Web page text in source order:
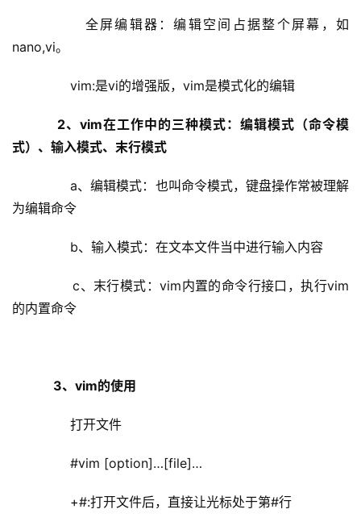
全屏编辑器：编辑空间占据整个屏幕，如
nano,vi。
vim:是vi的增强版，vim是模式化的编辑
2、vim在工作中的三种模式：编辑模式（命令模
式）、输入模式、末行模式
a、编辑模式：也叫命令模式，键盘操作常被理解
为编辑命令
b、输入模式：在文本文件当中进行输入内容
c、末行模式：vim内置的命令行接口，执行vim
的内置命令
3、vim的使用
打开文件
#vim [option]…[file]…
+#:打开文件后，直接让光标处于第#行